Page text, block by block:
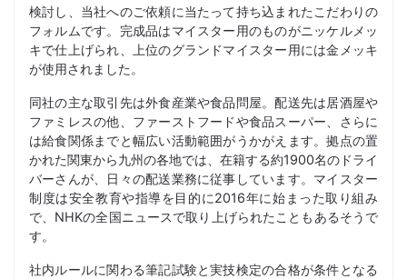
検討し、当社へのご依頼に当たって持ち込まれたこだわりの
フォルムです。完成品はマイスター用のものがニッケルメッ
キで仕上げられ、上位のグランドマイスター用には金メッキ
が使用されました。
同社の主な取引先は外食産業や食品問屋。配送先は居酒屋や
ファミレスの他、ファーストフードや食品スーパー、さらに
は給食関係までと幅広い活動範囲がうかがえます。拠点の置
かれた関東から九州の各地では、在籍する約1900名のドライ
バーさんが、日々の配送業務に従事しています。マイスター
制度は安全教育や指導を目的に2016年に始まった取り組み
で、NHKの全国ニュースで取り上げられたこともあるそうで
す。
社内ルールに関わる筆記試験と実技検定の合格が条件となる